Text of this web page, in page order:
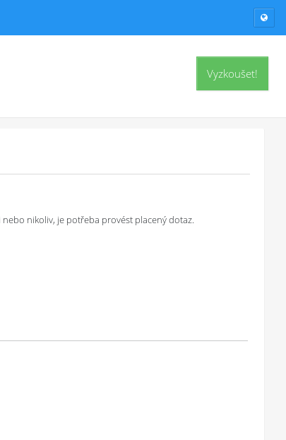
Vyzkoušet!
nikoliv, je potřeba provést placený dotaz.